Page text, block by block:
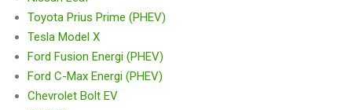
Toyota Prius Prime (PHEV)
Tesla Model X
Ford Fusion Energi (PHEV)
Ford C-Max Energi (PHEV)
Chevrolet Bolt EV